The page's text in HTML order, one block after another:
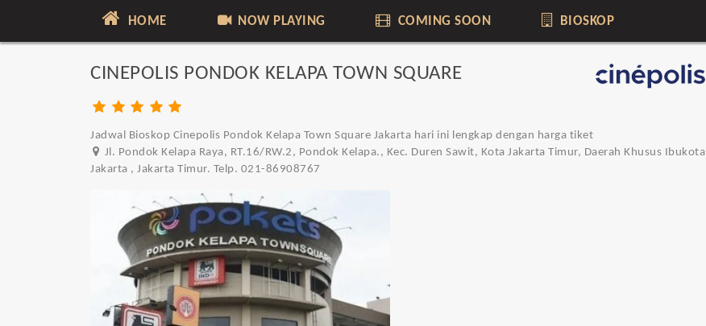
HOME NOW PLAYING COMING SOON BIOSKOP
CINEPOLIS PONDOK KELAPA TOWN SQUARE
Jadwal Bioskop Cinepolis Pondok Kelapa Town Square Jakarta hari ini lengkap dengan harga tiket
Jl. Pondok Kelapa Raya, RT.16/RW.2, Pondok Kelapa., Kec. Duren Sawit, Kota Jakarta Timur, Daerah Khusus Ibukota
Jakarta , Jakarta Timur. Telp. 021-86908767